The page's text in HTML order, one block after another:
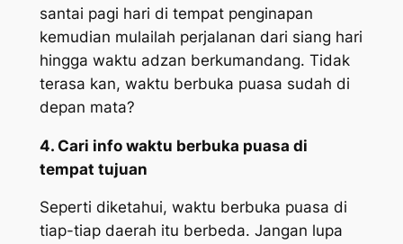
santai pagi hari di tempat penginapan
kemudian mulailah perjalanan dari siang hari
hingga waktu adzan berkumandang. Tidak
terasa kan, waktu berbuka puasa sudah di
depan mata?
4. Cari info waktu berbuka puasa di
tempat tujuan
Seperti diketahui, waktu berbuka puasa di
tiap-tiap daerah itu berbeda. Jangan lupa